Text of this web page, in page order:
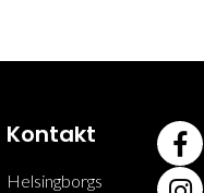
Kontakt
Helsingborgs